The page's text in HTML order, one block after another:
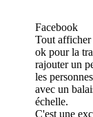
Facebook
Tout afficher
ok pour la
rajouter un
les
avec un
échelle.
C'est une